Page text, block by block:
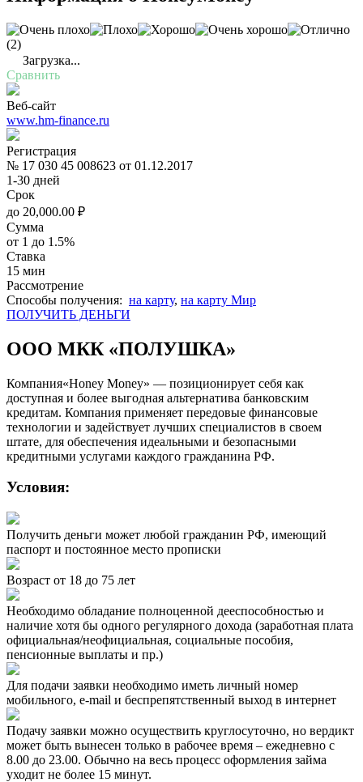
(2)
Загрузка...
Сравнить
Веб-сайт
www.hm-finance.ru
Регистрация
№ 17 030 45 008623 от 01.12.2017
1-30 дней
Срок
до 20,000.00 ₽
Сумма
от 1 до 1.5%
Ставка
15 мин
Рассмотрение
Cпособы получения: на карту, на карту Мир
ПОЛУЧИТЬ ДЕНЬГИ
ООО МКК «ПОЛУШКА»
Компания«Honey Money» — позиционирует себя как
доступная и более выгодная альтернатива банковским
кредитам. Компания применяет передовые финансовые
технологии и задействует лучших специалистов в своем
штате, для обеспечения идеальными и безопасными
кредитными услугами каждого гражданина РФ.
Условия:
Получить деньги может любой гражданин РФ, имеющий
паспорт и постоянное место прописки
Возраст от 18 до 75 лет
Необходимо обладание полноценной дееспособностью и
наличие хотя бы одного регулярного дохода (заработная плата
официальная/неофициальная, социальные пособия,
пенсионные выплаты и пр.)
Для подачи заявки необходимо иметь личный номер
мобильного, e-mail и беспрепятственный выход в интернет
Подачу заявки можно осуществить круглосуточно, но вердикт
может быть вынесен только в рабочее время – ежедневно с
8.00 до 23.00. Обычно на весь процесс оформления займа
уходит не более 15 минут.